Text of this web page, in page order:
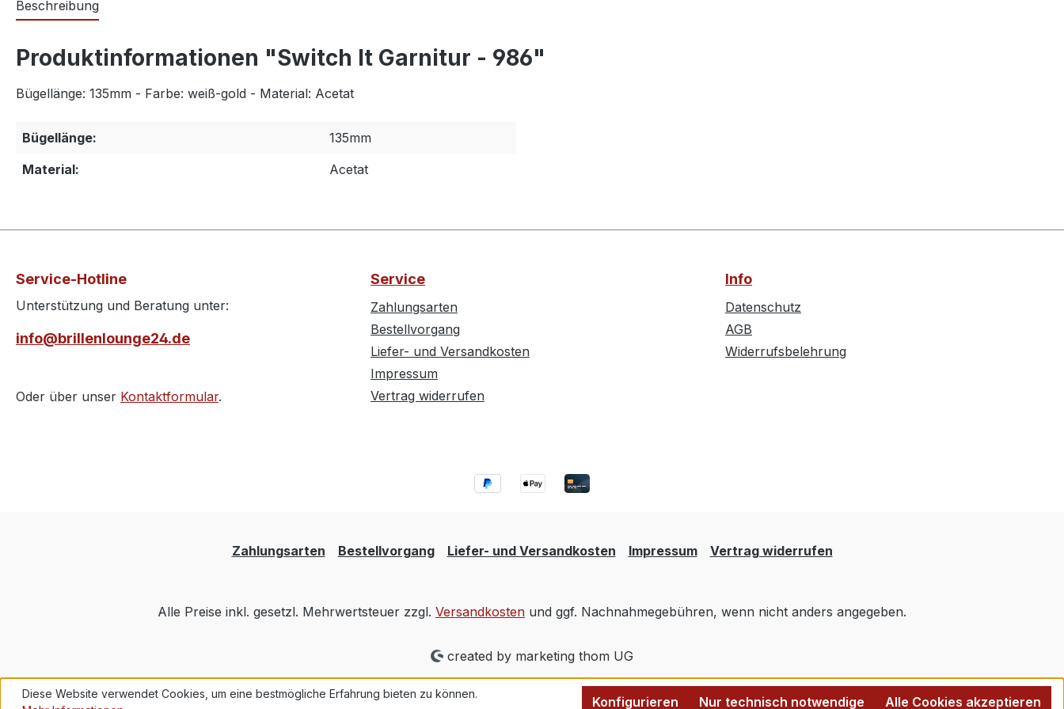
Beschreibung
Produktinformationen "Switch It Garnitur - 986"
Bügellänge: 135mm - Farbe: weiß-gold - Material: Acetat
Bügellänge:
135mm
Material:
Acetat
Service-Hotline
Unterstützung und Beratung unter:
info@brillenlounge24.de
Oder über unser Kontaktformular.
Service
Zahlungsarten
Bestellvorgang
Liefer- und Versandkosten
Impressum
Vertrag widerrufen
Info
Datenschutz
AGB
Widerrufsbelehrung
Zahlungsarten Bestellvorgang Liefer- und Versandkosten Impressum Vertrag widerrufen
Alle Preise inkl. gesetzl. Mehrwertsteuer zzgl. Versandkosten und ggf. Nachnahmegebühren, wenn nicht anders angegeben.
created by marketing thom UG
Diese Website verwendet Cookies, um eine bestmögliche Erfahrung bieten zu können.
Nur technisch notwendige
Konfigurieren Alle Cookies akzeptieren